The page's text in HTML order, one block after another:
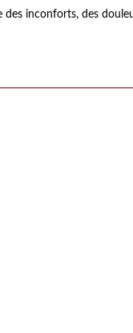
des inconforts, des